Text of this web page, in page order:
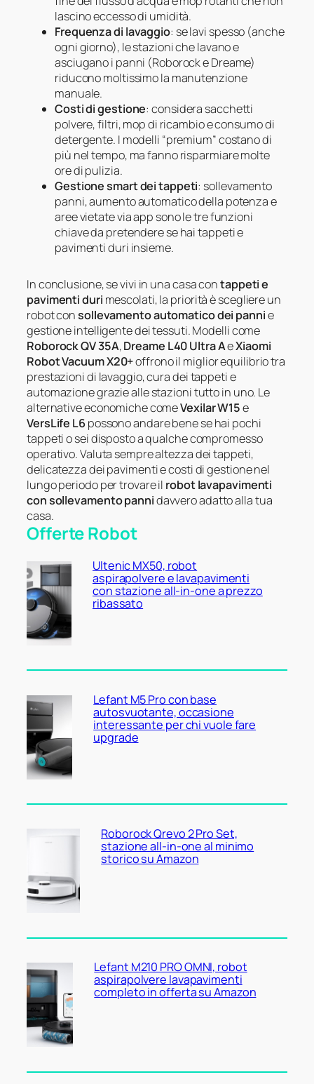
lascino eccesso di umidità.
Frequenza di lavaggio: se lavi spesso (anche
ogni giorno), le stazioni che lavano e
asciugano i panni (Roborock e Dreame)
riducono moltissimo la manutenzione
manuale.
Costi di gestione: considera sacchetti
polvere, filtri, mop di ricambio e consumo di
detergente. I modelli “premium” costano di
più nel tempo, ma fanno risparmiare molte
ore di pulizia.
Gestione smart dei tappeti: sollevamento
panni, aumento automatico della potenza e
aree vietate via app sono le tre funzioni
chiave da pretendere se hai tappeti e
pavimenti duri insieme.
In conclusione, se vivi in una casa contappeti e
pavimenti duri mescolati, la priorità è scegliere un
robot consollevamento automatico dei pannie
gestione intelligente dei tessuti. Modelli come
Roborock QV 35A,Dreame L40 Ultra AeXiaomi
Robot Vacuum X20+offrono il miglior equilibrio tra
prestazioni di lavaggio, cura dei tappeti e
automazione grazie alle stazioni tutto in uno. Le
alternative economiche comeVexilar W15e
VersLife L6possono andare bene se hai pochi
tappeti o sei disposto a qualche compromesso
operativo. Valuta sempre altezza dei tappeti,
delicatezza dei pavimenti e costi di gestione nel
lungo periodo per trovare il robot lavapavimenti
con sollevamento pannidavvero adatto alla tua
casa.
Offerte Robot
Ultenic MX50, robot
aspirapolvere e lavapavimenti
con stazione all-in-one a prezzo
ribassato
Lefant M5 Pro con base
autosvuotante, occasione
interessante per chi vuole fare
upgrade
Roborock Qrevo 2 Pro Set,
stazione all-in-one al minimo
storico su Amazon
Lefant M210 PRO OMNI, robot
aspirapolvere lavapavimenti
completo in offerta su Amazon